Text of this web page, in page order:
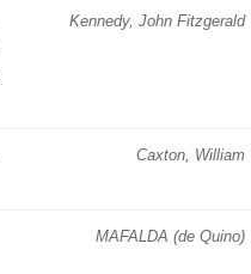
Kennedy, John Fitzgerald
Caxton, William
MAFALDA (de Quino)